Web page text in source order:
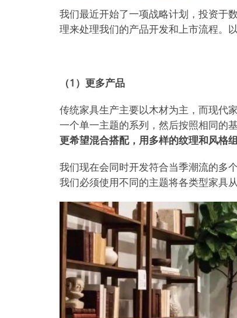
我们最近开始了一项战略计划，投资于
理来处理我们的产品开发和上市流程。
（1）更多产品
传统家具生产主要以木材为主，而现代
一个单一主题的系列，然后按照相同的
更希望混合搭配，用多样的纹理和风格
我们现在会同时开发符合当季潮流的多
我们必须使用不同的主题将各类型家具